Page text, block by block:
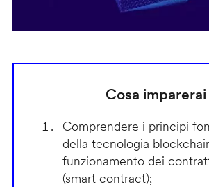
Cosa imparerai
Comprendere i principi
della tecnologia
funzionamento dei
(smart contract);